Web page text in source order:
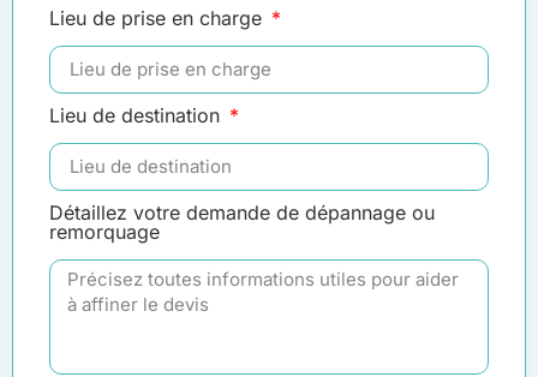
Lieu de prise en charge
Lieu de destination
Détaillez votre demande de dépannage ou
remorquage